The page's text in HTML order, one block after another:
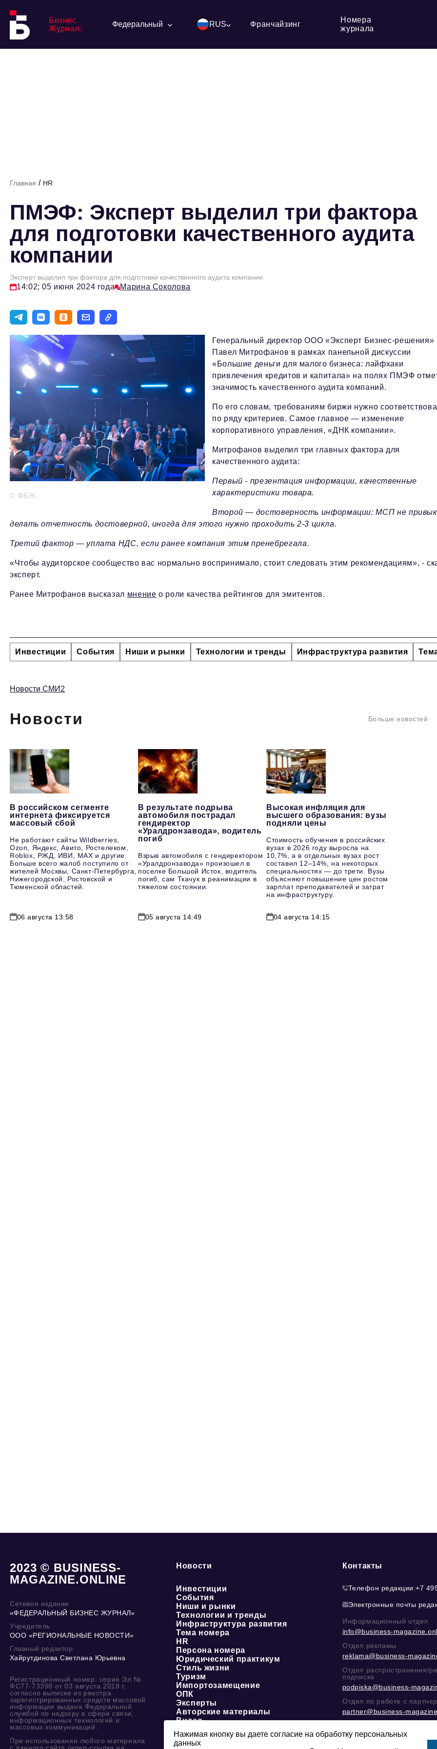
Бизнес
Журнал:
Федеральный RUS Франчайзинг
Номера
журнала
Главная / HR
ПМЭФ: Эксперт выделил три фактора
для подготовки качественного аудита
компании
Эксперт выделил три фактора для подготовки качественного аудита компании
14:02; 05 июня 2024 года Марина Соколова
© ФБЖ
Генеральный директор ООО «Эксперт Бизнес-решения»
Павел Митрофанов в рамках панельной дискуссии
«Большие деньги для малого бизнеса: лайфхаки
привлечения кредитов и капитала» на полях ПМЭФ
значимость качественного аудита компаний.
По его словам, требованиям биржи нужно
по ряду критериев. Самое главное — изменение
корпоративного управления, «ДНК компании».
Митрофанов выделил три главных фактора для
качественного аудита:
Первый - презентация информации, качественные
характеристики товара.
Второй — достоверность информации: МСП не
делать отчетность достоверной, иногда для этого нужно проходить 2-3 цикла.
Третий фактор — уплата НДС, если ранее компания этим пренебрегала.
«Чтобы аудиторское сообщество вас нормально воспринимало, стоит следовать этим рекомендациям», -
эксперт.
Ранее Митрофанов высказал мнение о роли качества рейтингов для эмитентов.
Инвестиции События Ниши и рынки Технологии и тренды Инфраструктура развития
Новости СМИ2
Новости Больше новостей
В российском сегменте
интернета фиксируется
массовый сбой
Не работают сайты Wildberries,
Ozon, Яндекс, Авито, Ростелеком,
Roblox, РЖД, ИВИ, MAX и другие.
Больше всего жалоб поступило от
жителей Москвы, Санкт-Петербурга,
Нижегородской, Ростовской и
Тюменской областей.
06 августа 13:58
В результате подрыва
автомобиля пострадал
гендиректор
«Уралдронзавода», водитель
погиб
Взрыв автомобиля с гендиректором
«Уралдронзавода» произошел в
поселке Большой Исток, водитель
погиб, сам Ткачук в реанимации в
тяжелом состоянии.
05 августа 14:49
Высокая инфляция для
высшего образования: вузы
подняли цены
Стоимость обучения в российских
вузах в 2026 году выросла на
10,7%, а в отдельных вузах рост
составил 12–14%, на некоторых
специальностях — до трети. Вузы
объясняют повышение цен ростом
зарплат преподавателей и затрат
на инфраструктуру.
04 августа 14:15
2023 © BUSINESS-
MAGAZINE.ONLINE
Сетевое издание
«ФЕДЕРАЛЬНЫЙ БИЗНЕС ЖУРНАЛ»
Учредитель
ООО «РЕГИОНАЛЬНЫЕ НОВОСТИ»
Главный редактор
Хайрутдинова Светлана Юрьевна
Регистрационный номер: серия Эл №
ФС77-73398 от 03 августа 2018 г.
согласно выписке из реестра
зарегистрированных средств массовой
информации выдана Федеральной
службой по надзору в сфере связи,
информационных технологий и
массовых коммуникаций.
При использовании любого материала
Новости
Инвестиции
События
Ниши и рынки
Технологии и тренды
Инфраструктура развития
Тема номера
HR
Персона номера
Юридический практикум
Стиль жизни
Туризм
Импортозамещение
ОПК
Эксперты
Авторские материалы
Видео
О журнале
Контакты
Телефон редакции:+7
Электронные почты
Информационный отдел
info@business-
Отдел рекламы
reklama@business-
Отдел распространения/
подписка
podpiska@business-
Отдел по работе с
partner@business-
@mazovилиMAX
Нажимая кнопку вы даете согласие на обработку персональных
данных